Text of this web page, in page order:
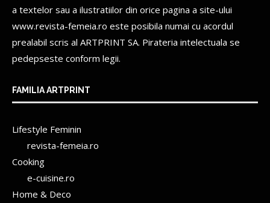
a textelor sau a ilustratiilor din orice pagina a site-ului
www.revista-femeia.ro este posibila numai cu acordul
prealabil scris al ARTPRINT SA. Pirateria intelectuala se
pedepseste conform legii.
FAMILIA ARTPRINT
Lifestyle Feminin
revista-femeia.ro
Cooking
e-cuisine.ro
Home & Deco